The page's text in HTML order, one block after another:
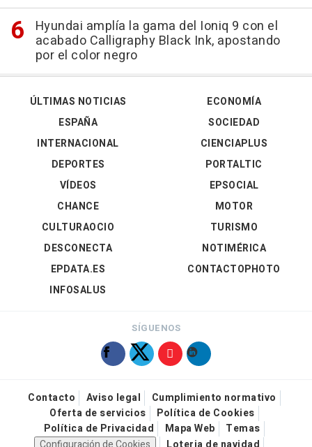
Hyundai amplía la gama del Ioniq 9 con el
acabado Calligraphy Black Ink, apostando
por el color negro
ÚLTIMAS NOTICIAS
ESPAÑA
INTERNACIONAL
DEPORTES
VÍDEOS
ECONOMÍA
SOCIEDAD
CIENCIAPLUS
PORTALTIC
EPSOCIAL
CHANCE
CULTURAOCIO
DESCONECTA
EPDATA.ES
INFOSALUS
MOTOR
TURISMO
NOTIMÉRICA
CONTACTOPHOTO
SÍGUENOS
Contacto Aviso legal
Cumplimiento normativo
Oferta de servicios
Política de Cookies
Política de Privacidad
Mapa Web
Temas